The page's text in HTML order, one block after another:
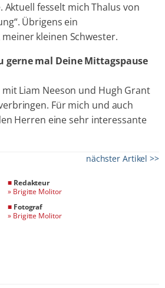
Aktuell fesselt mich Thalus von
Übrigens ein
kleinen Schwester.
gerne mal Deine Mittagspause
Liam Neeson und Hugh Grant
Für mich und auch
Herren eine sehr interessante
nächster Artikel >>
■ Redakteur
» Brigitte Molitor
■ Fotograf
» Brigitte Molitor